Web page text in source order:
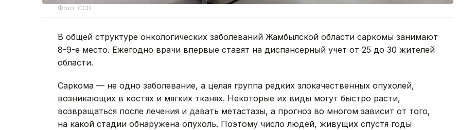
Фото: ССВ
В общей структуре онкологических заболеваний Жамбылской области саркомы занимают
8-9-е место. Ежегодно врачи впервые ставят на диспансерный учет от 25 до 30 жителей
области.
Саркома — не одно заболевание, а целая группа редких злокачественных опухолей,
возникающих в костях и мягких тканях. Некоторые их виды могут быстро расти,
возвращаться после лечения и давать метастазы, а прогноз во многом зависит от того,
на какой стадии обнаружена опухоль. Поэтому число людей, живущих спустя годы